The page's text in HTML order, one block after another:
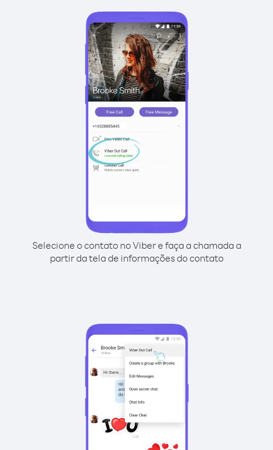
Selecione o contato no Viber e faça a chamada a
partir da tela de informações do contato